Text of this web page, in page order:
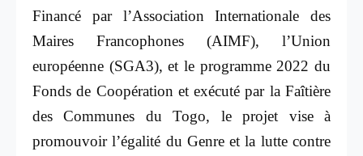
Financé par l’Association Internationale des
Maires Francophones (AIMF), l’Union
européenne (SGA3), et le programme 2022 du
Fonds de Coopération et exécuté par la Faîtière
des Communes du Togo, le projet vise à
promouvoir l’égalité du Genre et la lutte contre